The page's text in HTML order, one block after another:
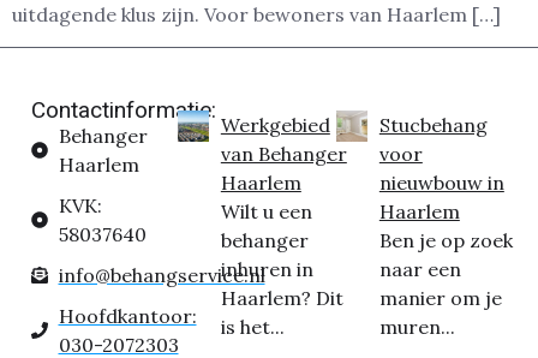
uitdagende klus zijn. Voor bewoners van Haarlem […]
Contactinformatie:
Behanger
Haarlem
KVK:
58037640
info@behangservice.nl
Hoofdkantoor:
030-2072303
Werkgebied
van Behanger
Haarlem
Wilt u een
behanger
inhuren in
Haarlem? Dit
is het...
Stucbehang
voor
nieuwbouw in
Haarlem
Ben je op zoek
naar een
manier om je
muren...